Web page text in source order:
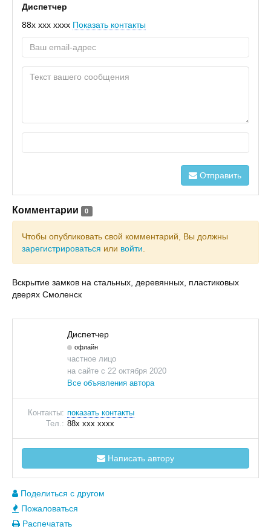
Диспетчер
88x xxx xxxx Показать контакты
Отправить
Комментарии 0
Чтобы опубликовать свой комментарий, Вы должны
зарегистрироваться или войти
Вскрытие замков на стальных, деревянных, пластиковых
дверях Смоленск
Диспетчер
офлайн
частное лицо
на сайте с 22 октября 2020
Все объявления автора
Контакты: показать контакты
Тел.: 88x xxx xxxx
Написать автору
Поделиться с другом
Пожаловаться
Распечатать